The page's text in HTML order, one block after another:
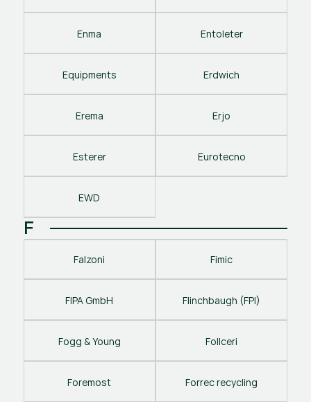
Enma Entoleter
Equipments Erdwich
Erema Erjo
Esterer Eurotecno
EWD
F
Falzoni Fimic
FIPA GmbH Flinchbaugh (FPI)
Fogg & Young Follceri
Foremost Forrec recycling